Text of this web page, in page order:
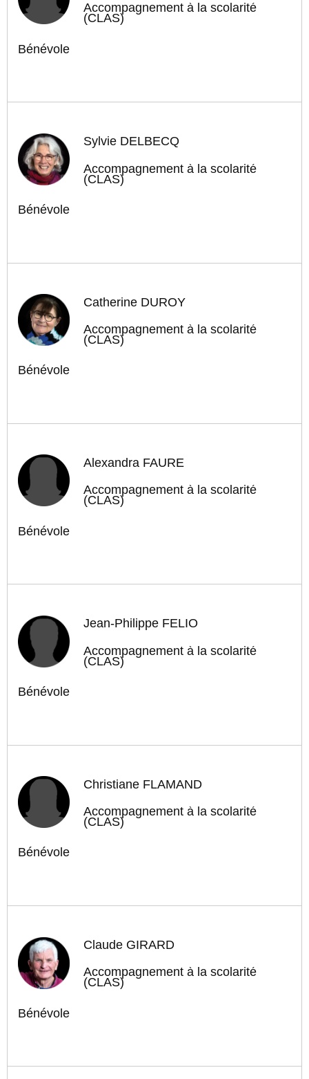
Accompagnement à la scolarité
(CLAS)
Bénévole
Sylvie DELBECQ
Accompagnement à la scolarité
(CLAS)
Bénévole
Catherine DUROY
Accompagnement à la scolarité
(CLAS)
Bénévole
Alexandra FAURE
Accompagnement à la scolarité
(CLAS)
Bénévole
Jean-Philippe FÉLIO
Accompagnement à la scolarité
(CLAS)
Bénévole
Christiane FLAMAND
Accompagnement à la scolarité
(CLAS)
Bénévole
Claude GIRARD
Accompagnement à la scolarité
(CLAS)
Bénévole